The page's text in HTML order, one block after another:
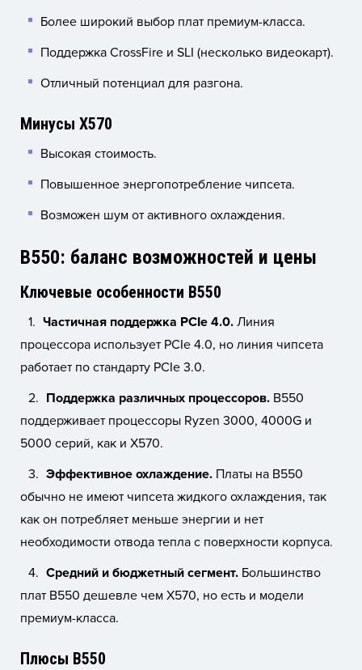
Более широкий выбор плат премиум-класса.
Поддержка CrossFire и SLI (несколько видеокарт).
Отличный потенциал для разгона.
Минусы X570
Высокая стоимость.
Повышенное энергопотребление чипсета.
Возможен шум от активного охлаждения.
B550: баланс возможностей и цены
Ключевые особенности B550
Частичная поддержка PCIe 4.0. Линия
процессора использует PCIe 4.0, но линия чипсета
работает по стандарту PCIe 3.0.
Поддержка различных процессоров. B550
поддерживает процессоры Ryzen 3000, 4000G и
5000 серий, как и X570.
Эффективное охлаждение. Платы на B550
обычно не имеют чипсета жидкого охлаждения, так
как он потребляет меньше энергии и нет
необходимости отвода тепла с поверхности корпуса.
Средний и бюджетный сегмент. Большинство
плат B550 дешевле чем X570, но есть и модели
премиум-класса.
Плюсы B550